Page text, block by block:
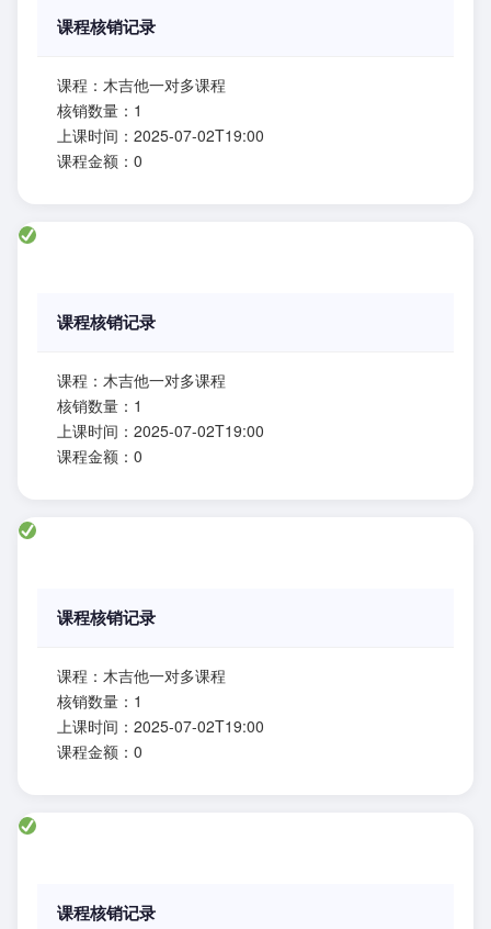
课程核销记录
课程：木吉他一对多课程
核销数量：1
上课时间：2025-07-02T19:00
课程金额：0
课程核销记录
课程：木吉他一对多课程
核销数量：1
上课时间：2025-07-02T19:00
课程金额：0
课程核销记录
课程：木吉他一对多课程
核销数量：1
上课时间：2025-07-02T19:00
课程金额：0
课程核销记录